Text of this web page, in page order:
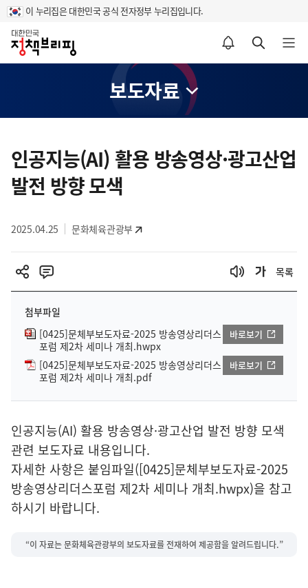
이 누리집은 대한민국 공식 전자정부 누리집입니다.
홈
알림설정 바로가기 검색 바로가기 메뉴 열기
보도자료
텐
영
인공지능(AI) 활용 방송영상·광고산업
발전 방향 모색
2025.04.25 문화체육관광부
목록
첨부파일
[0425]문체부보도자료-2025 방송영상리더스
포럼 제2차 세미나 개최.hwpx
바로보기
[0425]문체부보도자료-2025 방송영상리더스
포럼 제2차 세미나 개최.pdf
바로보기
인공지능(AI) 활용 방송영상·광고산업 발전 방향 모색
관련 보도자료 내용입니다.
자세한 사항은 붙임파일([0425]문체부보도자료-2025
방송영상리더스포럼 제2차 세미나 개최.hwpx)을 참고
하시기 바랍니다.
“이 자료는 문화체육관광부의 보도자료를 전재하여 제공함을 알려드립니다.”